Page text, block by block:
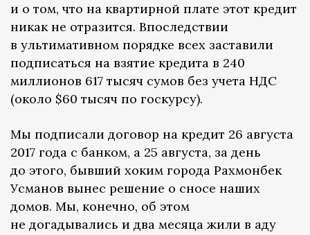
и о том, что на квартирной плате этот кредит
никак не отразится. Впоследствии
в ультимативном порядке всех заставили
подписаться на взятие кредита в 240
миллионов 617 тысяч сумов без учета НДС
(около $60 тысяч по госкурсу).
Мы подписали договор на кредит 26 августа
2017 года с банком, а 25 августа, за день
до этого, бывший хоким города Рахмонбек
Усманов вынес решение о сносе наших
домов. Мы, конечно, об этом
не догадывались и два месяца жили в аду